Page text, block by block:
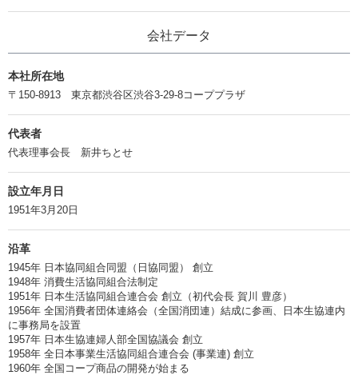
会社データ
本社所在地
〒150-8913 東京都渋谷区渋谷3-29-8コーププラザ
代表者
代表理事会長 新井ちとせ
設立年月日
1951年3月20日
沿革
1945年 日本協同組合同盟（日協同盟） 創立
1948年 消費生活協同組合法制定
1951年 日本生活協同組合連合会 創立（初代会長 賀川 豊彦）
1956年 全国消費者団体連絡会（全国消団連）結成に参画、日本生協連内
に事務局を設置
1957年 日本生協連婦人部全国協議会 創立
1958年 全日本事業生活協同組合連合会 (事業連) 創立
1960年 全国コープ商品の開発が始まる